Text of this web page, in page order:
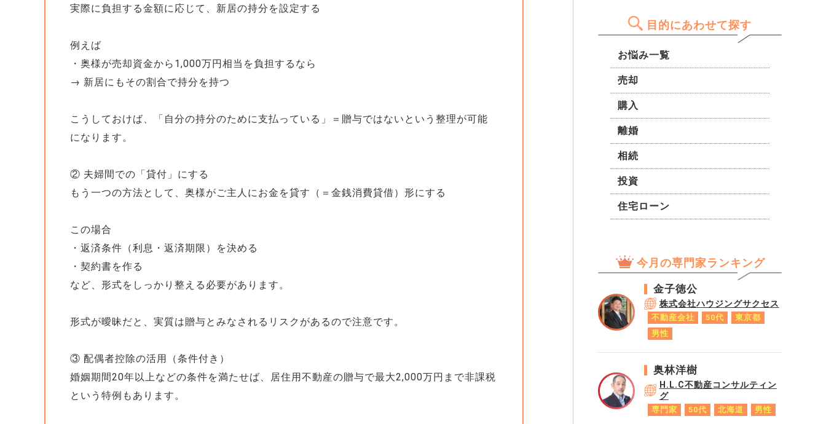
実際に負担する金額に応じて、新居の持分を設定する
例えば
・奥様が売却資金から1,000万円相当を負担するなら
→ 新居にもその割合で持分を持つ
こうしておけば、「自分の持分のために支払っている」＝贈与ではないという整理が可能
になります。
② 夫婦間での「貸付」にする
もう一つの方法として、奥様がご主人にお金を貸す（＝金銭消費貸借）形にする
この場合
・返済条件（利息・返済期限）を決める
・契約書を作る
など、形式をしっかり整える必要があります。
形式が曖昧だと、実質は贈与とみなされるリスクがあるので注意です。
③ 配偶者控除の活用（条件付き）
婚姻期間20年以上などの条件を満たせば、居住用不動産の贈与で最大2,000万円まで非課税
という特例もあります。
資産価値や管理状態についての
評価 投資目的として見た場合
のメリット・リスク 長期的な
資産形成の観点から、専門的な
ご意見をいただけると幸いで
す。 どうぞよろしくお願いい
たします。
エレベーターなしオートロック
なし) 緊急の際になかなか電話
が繋がらない。 清掃は1〜2週
に1度くらい。 現在の管理状況
や設備をふまえ、これを新規設
備導入や改善ではなく維持する
ためのものとしたときに妥当な
金額だとは思えず納得できませ
ん。 電話で一度新しい設備を
導入する予定があるのか、それ
に値上げが必要なのか、問い合
わせたのですが、その際はなぜ
納得できないのか具体的にお伝
価高や経済情勢悪化により維持
管理費が上昇したためです。ご
理解ください。のみの回答でし
たので、実際に物件のどの部分
に費用を使うのかなど不明なま
までした。 現在は検討します
ます。 賃貸契約書には ①更新
時の賃料等変更については甲と
乙の協議の上決定し本契約を更
新することができる。 ②甲
目的にあわせて探す
お悩み一覧
売却
購入
離婚
相続
投資
住宅ローン
今月の専門家ランキング
金子徳公
株式会社ハウジングサクセス
不動産会社 50代
東京都
男性
奥林洋樹
H.L.C不動産コンサルティン
グ
専門家 50代 北海道 男性